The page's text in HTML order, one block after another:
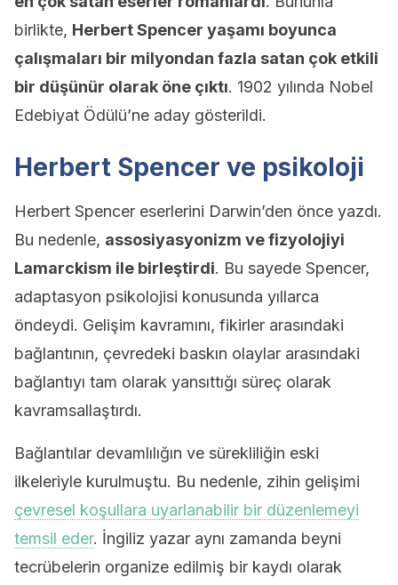
birlikte, Herbert Spencer yaşamı boyunca
çalışmaları bir milyondan fazla satan çok etkili
bir düşünür olarak öne çıktı. 1902 yılında Nobel
Edebiyat Ödülü’ne aday gösterildi.
Herbert Spencer ve psikoloji
Herbert Spencer eserlerini Darwin’den önce yazdı.
Bu nedenle, assosiyasyonizm ve fizyolojiyi
Lamarckism ile birleştirdi. Bu sayede Spencer,
adaptasyon psikolojisi konusunda yıllarca
öndeydi. Gelişim kavramını, fikirler arasındaki
bağlantının, çevredeki baskın olaylar arasındaki
bağlantıyı tam olarak yansıttığı süreç olarak
kavramsallaştırdı.
Bağlantılar devamlılığın ve sürekliliğin eski
ilkeleriyle kurulmuştu. Bu nedenle, zihin gelişimi
çevresel koşullara uyarlanabilir bir düzenlemeyi
temsil eder. İngiliz yazar aynı zamanda beyni
tecrübelerin organize edilmiş bir kaydı olarak